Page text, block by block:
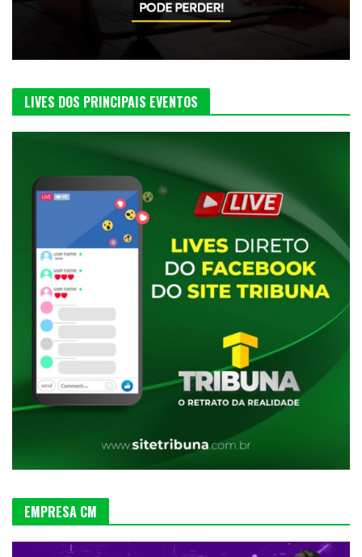
LIVES DOS PRINCIPAIS EVENTOS
EMPRESA CM